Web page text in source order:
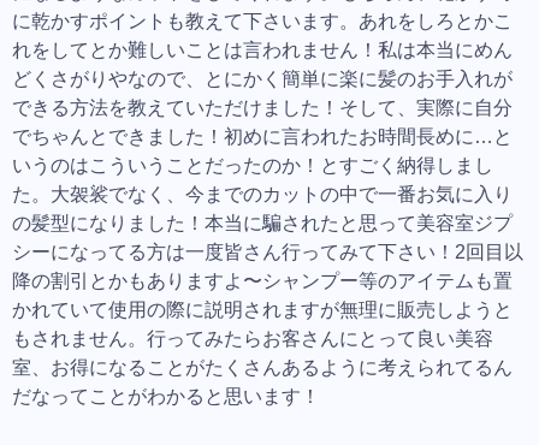
に乾かすポイントも教えて下さいます。あれをしろとかこ
れをしてとか難しいことは言われません！私は本当にめん
どくさがりやなので、とにかく簡単に楽に髪のお手入れが
できる方法を教えていただけました！そして、実際に自分
でちゃんとできました！初めに言われたお時間長めに…と
いうのはこういうことだったのか！とすごく納得しまし
た。大袈裟でなく、今までのカットの中で一番お気に入り
の髪型になりました！本当に騙されたと思って美容室ジプ
シーになってる方は一度皆さん行ってみて下さい！2回目以
降の割引とかもありますよ〜シャンプー等のアイテムも置
かれていて使用の際に説明されますが無理に販売しようと
もされません。行ってみたらお客さんにとって良い美容
室、お得になることがたくさんあるように考えられてるん
だなってことがわかると思います！